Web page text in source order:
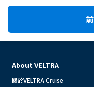
About VELTRA
關於VELTRA Cruise